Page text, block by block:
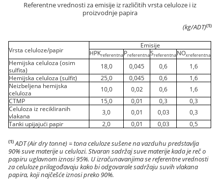
Referentne vrednosti za emisije iz različitih vrsta celuloze i iz
proizvodnje papira
(kg/ADT)(1)
Vrsta celuloze/papir
Emisije
HPKreferentnaPreferentnaSreferentnaNOxreferentna
Hemijska celuloza (osim
sulfita)
18,0 0,045 0,6
1,6
Hemijska celuloza (sulfit)
25,0 0,045 0,6
1,6
Neizbeljena hemijska
celuloza
10,0 0,02 0,6
1,6
CTMP
15,0 0,01 0,3
0,3
Celuloza iz recikliranih
vlakana
3,0 0,01 0,03
0,3
Tanki upijajući papir
2,0 0,01 0,03 0,5
(1)ADT (Air dry tonne) = tona celuloze sušene na vazduhu predstavlja
90% suve materije u celulozi. Stvaran sadržaj suve materije kada je reč o
papiru uglavnom iznosi 95%. U izračunavanjima se referentne vrednosti
za celuloze prilagođavaju kako bi odgovarale sadržaju suvih vlakana
papira, koji najčešće iznosi preko 90%.